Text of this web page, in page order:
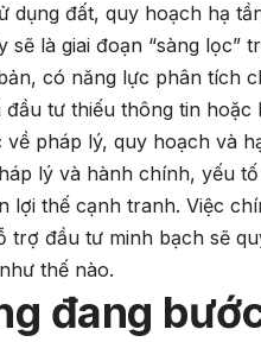
dụng đất, quy hoạch hạ
sẽ là giai đoạn “sàng
có năng lực phân tích
tư thiếu thông tin
pháp lý, quy hoạch và
lý và hành chính, yếu
lợi thế cạnh tranh. Việc
trợ đầu tư minh bạch sẽ
thế nào.
đang